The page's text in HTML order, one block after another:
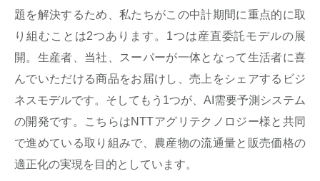
題を解決するため、私たちがこの中計期間に重点的に取
り組むことは2つあります。1つは産直委託モデルの展
開。生産者、当社、スーパーが一体となって生活者に喜
んでいただける商品をお届けし、売上をシェアするビジ
ネスモデルです。そしてもう1つが、AI需要予測システム
の開発です。こちらはNTTアグリテクノロジー様と共同
で進めている取り組みで、農産物の流通量と販売価格の
適正化の実現を目的としています。